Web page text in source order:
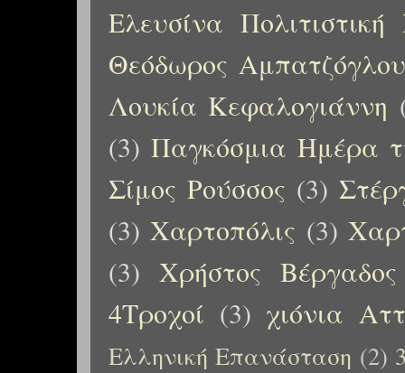
Ελευσίνα
Θεόδωρος Αμπατζόγλου
Λουκία Κεφαλογιάννη
(3) Παγκόσμια Ημέρα
Σίμος Ρούσσος (3)
(3) Χαρτοπόλις (3)
(3) Χρήστος Βέργαδος
4Τροχοί (3) χιόνια
Ελληνική Επανάσταση (2)